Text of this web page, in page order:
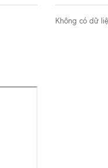
Không có dữ